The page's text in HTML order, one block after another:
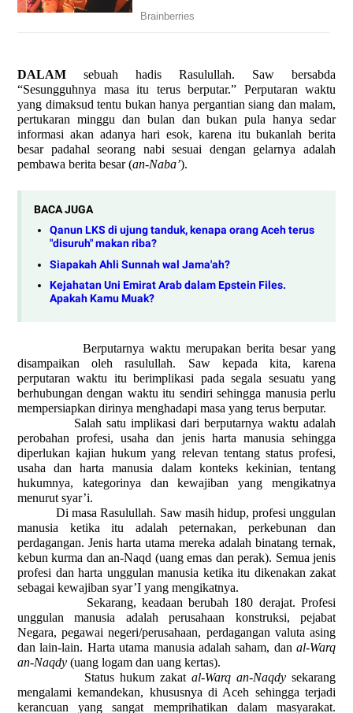
DALAM sebuah hadis Rasulullah. Saw bersabda
“Sesungguhnya masa itu terus berputar.” Perputaran waktu
yang dimaksud tentu bukan hanya pergantian siang dan malam,
pertukaran minggu dan bulan dan bukan pula hanya sedar
informasi akan adanya hari esok, karena itu bukanlah berita
besar padahal seorang nabi sesuai dengan gelarnya adalah
pembawa berita besar (an-Naba’).
BACA JUGA
Qanun LKS di ujung tanduk, kenapa orang Aceh terus
"disuruh" makan riba?
Siapakah Ahli Sunnah wal Jama'ah?
Kejahatan Uni Emirat Arab dalam Epstein Files.
Apakah Kamu Muak?
Berputarnya waktu merupakan berita besar yang
disampaikan oleh rasulullah. Saw kepada kita, karena
perputaran waktu itu berimplikasi pada segala sesuatu yang
berhubungan dengan waktu itu sendiri sehingga manusia perlu
mempersiapkan dirinya menghadapi masa yang terus berputar.
Salah satu implikasi dari berputarnya waktu adalah
perobahan profesi, usaha dan jenis harta manusia sehingga
diperlukan kajian hukum yang relevan tentang status profesi,
usaha dan harta manusia dalam konteks kekinian, tentang
hukumnya, kategorinya dan kewajiban yang mengikatnya
menurut syar’i.
Di masa Rasulullah. Saw masih hidup, profesi unggulan
manusia ketika itu adalah peternakan, perkebunan dan
perdagangan. Jenis harta utama mereka adalah binatang ternak,
kebun kurma dan an-Naqd (uang emas dan perak). Semua jenis
profesi dan harta unggulan manusia ketika itu dikenakan zakat
sebagai kewajiban syar’I yang mengikatnya.
Sekarang, keadaan berubah 180 derajat. Profesi
unggulan manusia adalah perusahaan konstruksi, pejabat
Negara, pegawai negeri/perusahaan, perdagangan valuta asing
dan lain-lain. Harta utama manusia adalah saham, dan al-Warq
an-Naqdy (uang logam dan uang kertas).
Status hukum zakat al-Warq an-Naqdysekarang
mengalami kemandekan, khususnya di Aceh sehingga terjadi
kerancuan yang sangat memprihatikan dalam masyarakat.